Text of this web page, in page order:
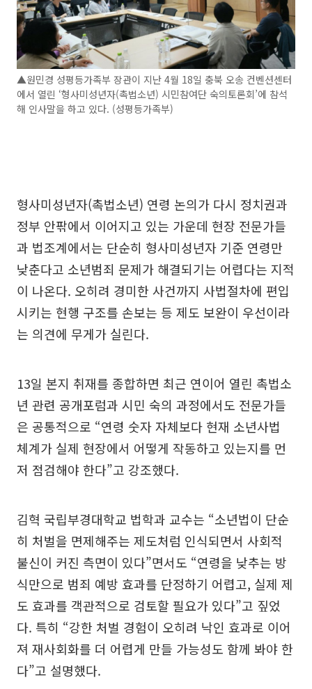
▲원민경 성평등가족부 장관이 지난 4월 18일 충북 오송 컨벤션센터
에서 열린 ‘형사미성년자(촉법소년) 시민참여단 숙의토론회’에 참석
해 인사말을 하고 있다. (성평등가족부)
형사미성년자(촉법소년) 연령 논의가 다시 정치권과
정부 안팎에서 이어지고 있는 가운데 현장 전문가들
과 법조계에서는 단순히 형사미성년자 기준 연령만
낮춘다고 소년범죄 문제가 해결되기는 어렵다는 지적
이 나온다. 오히려 경미한 사건까지 사법절차에 편입
시키는 현행 구조를 손보는 등 제도 보완이 우선이라
는 의견에 무게가 실린다.
13일 본지 취재를 종합하면 최근 연이어 열린 촉법소
년 관련 공개포럼과 시민 숙의 과정에서도 전문가들
은 공통적으로 “연령 숫자 자체보다 현재 소년사법
체계가 실제 현장에서 어떻게 작동하고 있는지를 먼
저 점검해야 한다”고 강조했다.
김혁 국립부경대학교 법학과 교수는 “소년법이 단순
히 처벌을 면제해주는 제도처럼 인식되면서 사회적
불신이 커진 측면이 있다”면서도 “연령을 낮추는 방
식만으로 범죄 예방 효과를 단정하기 어렵고, 실제 제
도 효과를 객관적으로 검토할 필요가 있다”고 짚었
다. 특히 “강한 처벌 경험이 오히려 낙인 효과로 이어
져 재사회화를 더 어렵게 만들 가능성도 함께 봐야 한
다”고 설명했다.